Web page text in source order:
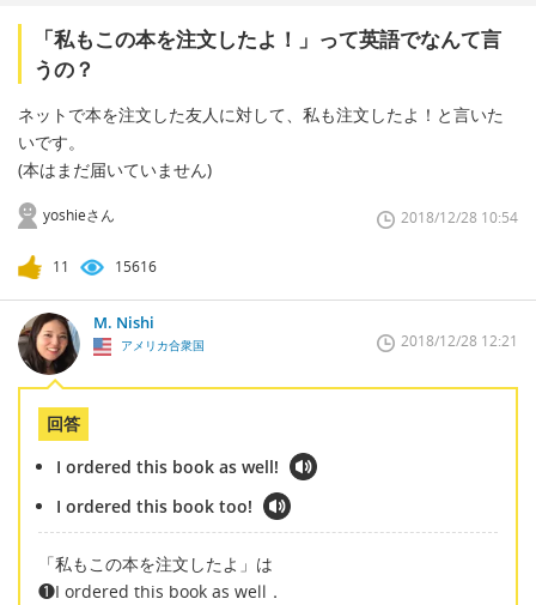
「私もこの本を注文したよ！」って英語でなんて言
うの？
ネットで本を注文した友人に対して、私も注文したよ！と言いた
いです。
(本はまだ届いていません)
yoshieさん 2018/12/28 10:54
11 15616
M. Nishi
アメリカ合衆国 2018/12/28 12:21
回答
I ordered this book as well!
I ordered this book too!
「私もこの本を注文したよ」は
❶I ordered this book as well．